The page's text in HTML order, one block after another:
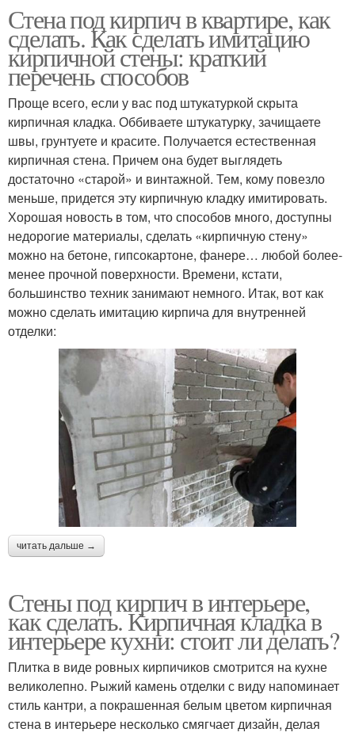
Стена под кирпич в квартире, как
сделать. Как сделать имитацию
кирпичной стены: краткий
перечень способов
Проще всего, если у вас под штукатуркой скрыта
кирпичная кладка. Оббиваете штукатурку, зачищаете
швы, грунтуете и красите. Получается естественная
кирпичная стена. Причем она будет выглядеть
достаточно «старой» и винтажной. Тем, кому повезло
меньше, придется эту кирпичную кладку имитировать.
Хорошая новость в том, что способов много, доступны
недорогие материалы, сделать «кирпичную стену»
можно на бетоне, гипсокартоне, фанере… любой более-
менее прочной поверхности. Времени, кстати,
большинство техник занимают немного. Итак, вот как
можно сделать имитацию кирпича для внутренней
отделки:
читать дальше →
Стены под кирпич в интерьере,
как сделать. Кирпичная кладка в
интерьере кухни: стоит ли делать?
Плитка в виде ровных кирпичиков смотрится на кухне
великолепно. Рыжий камень отделки с виду напоминает
стиль кантри, а покрашенная белым цветом кирпичная
стена в интерьере несколько смягчает дизайн, делая